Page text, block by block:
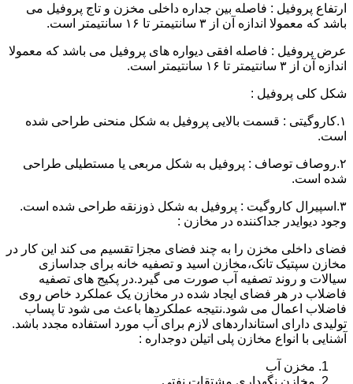
ارتفاع پروفیل : فاصله بین جداره داخلی مخزن و تاج پروفیل می
باشد که معمولا اندازه آن از ۳ سانتیمتر تا ۱۶ سانتیمتر است.
عرض پروفیل : فاصله افقی دیواره های پروفیل می باشد که معمولا
اندازه آن از ۳ سانتیمتر تا ۱۶ سانتیمتر است.
شکل کلی پروفیل :
۱.کاروگیتی : قسمت بالایی پروفیل به شکل منحنی طراحی شده
است.
۲.روصاف توصاف : پروفیل به شکل مربعی یا مستطیلی طراحی
شده است.
۳.اسپیرال کاروگیت : پروفیل به شکل ذوزنقه طراحی شده است.
وجود دیوایدر جداکننده در مخازن :
فضای داخلی مخزن را به چند فضای مجزا تقسیم می کند این کار در
مخازن سپتیک تانک،مخازن اسید و تصفیه خانه برای جداسازی
سیالات و روند تصفیه آب صورت می گیرد.در پکیج های تصفیه
فاضلاب در هر فضای ایجاد شده در مخازن یک عملکرد خاص روی
فاضلاب اعمال می شود.نتیجه عملکردها باعث می شود تا پساب
تولیدی دارای استانداردهای لازم برای آب مورد استفاده مجدد باشد.
آشنایی با انواع مخازن پلی اتیلن دوجداره :
مخزن آب
مخازن نگهداری مشتقات نفتی